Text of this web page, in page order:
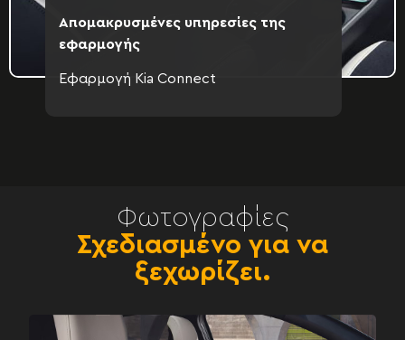
Απομακρυσμένες υπηρεσίες της
εφαρμογής
Εφαρμογή Kia Connect
Φωτογραφίες
Σχεδιασμένο για να
ξεχωρίζει.